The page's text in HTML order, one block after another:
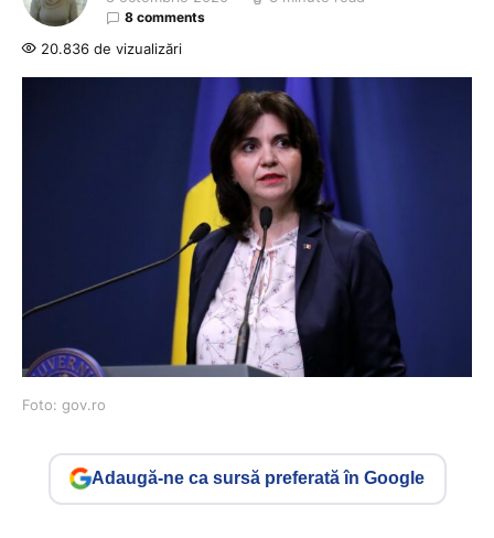
8 comments
20.836 de vizualizări
Foto: gov.ro
Adaugă-ne ca sursă preferată în Google